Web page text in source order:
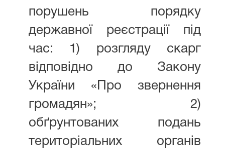
порушень порядку
державної реєстрації під
час: 1) розгляду скарг
відповідно до Закону
України «Про звернення
громадян»; 2)
обґрунтованих подань
територіальних органів